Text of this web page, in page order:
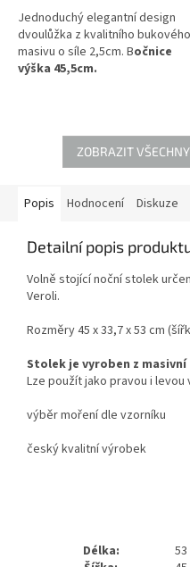
5
hvězdiček.
Jednoduchý elegantní design
dvoulůžka z kvalitního bukového
masivu o síle 2,5cm. Bočnice
výška 45,5cm.
ZOBRAZIT
Popis Hodnocení Diskuze
Detailní popis
Volně stojící noční stolek
Veroli.
Rozměry 45 x 33,7 x 53 cm
Stolek je vyroben z
Lze použít jako pravou i levou
výběr moření dle vzorníku
český kvalitní výrobek
Délka: